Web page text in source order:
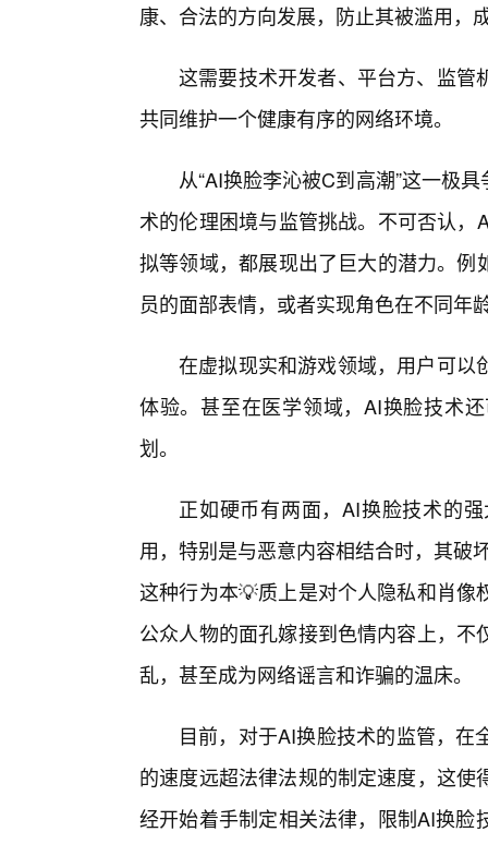
康、合法的方向发展，防止其被滥用，
这需要技术开发者、平台方、监管
共同维护一个健康有序的网络环境。
从“AI换脸李沁被C到高潮”这一极
术的伦理困境与监管挑战。不可否认
拟等领域，都展现出了巨大的潜力。
员的面部表情，或者实现角色在不同年
在虚拟现实和游戏领域，用户可以
体验。甚至在医学领域，AI换脸技术
划。
正如硬币有两面，AI换脸技术的
用，特别是与恶意内容相结合时，其破
这种行为本💡质上是对个人隐私和肖
公众人物的面孔嫁接到色情内容上，
乱，甚至成为网络谣言和诈骗的温床。
目前，对于AI换脸技术的监管，
的速度远超法律法规的制定速度，这
经开始着手制定相关法律，限制AI换